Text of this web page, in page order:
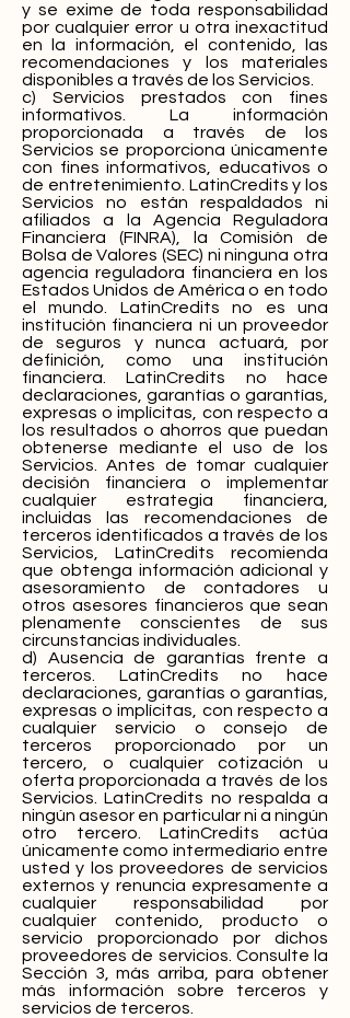
y se exime de toda responsabilidad
por cualquier error u otra inexactitud
en la información, el contenido, las
recomendaciones y los materiales
disponibles a través de los Servicios.
c) Servicios prestados con fines
informativos. La información
proporcionada a través de los
Servicios se proporciona únicamente
con fines informativos, educativos o
de entretenimiento. LatinCredits y los
Servicios no están respaldados ni
afiliados a la Agencia Reguladora
Financiera (FINRA), la Comisión de
Bolsa de Valores (SEC) ni ninguna otra
agencia reguladora financiera en los
Estados Unidos de América o en todo
el mundo. LatinCredits no es una
institución financiera ni un proveedor
de seguros y nunca actuará, por
definición, como una institución
financiera. LatinCredits no hace
declaraciones, garantías o garantías,
expresas o implícitas, con respecto a
los resultados o ahorros que puedan
obtenerse mediante el uso de los
Servicios. Antes de tomar cualquier
decisión financiera o implementar
cualquier estrategia financiera,
incluidas las recomendaciones de
terceros identificados a través de los
Servicios, LatinCredits recomienda
que obtenga información adicional y
asesoramiento de contadores u
otros asesores financieros que sean
plenamente conscientes de sus
circunstancias individuales.
d) Ausencia de garantías frente a
terceros. LatinCredits no hace
declaraciones, garantías o garantías,
expresas o implícitas, con respecto a
cualquier servicio o consejo de
terceros proporcionado por un
tercero, o cualquier cotización u
oferta proporcionada a través de los
Servicios. LatinCredits no respalda a
ningún asesor en particular ni a ningún
otro tercero. LatinCredits actúa
únicamente como intermediario entre
usted y los proveedores de servicios
externos y renuncia expresamente a
cualquier responsabilidad por
cualquier contenido, producto o
servicio proporcionado por dichos
proveedores de servicios. Consulte la
Sección 3, más arriba, para obtener
más información sobre terceros y
servicios de terceros.